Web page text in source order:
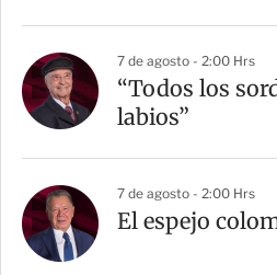
7 de agosto - 2:00 Hrs
“Todos los
labios”
7 de agosto - 2:00 Hrs
El espejo